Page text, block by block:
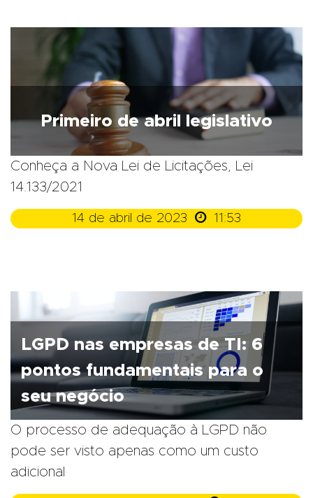
Primeiro de abril legislativo
Conheça a Nova Lei de Licitações, Lei
14.133/2021
14 de abril de 2023  11:53
LGPD nas empresas de TI: 6
pontos fundamentais para o
seu negócio
O processo de adequação à LGPD não
pode ser visto apenas como um custo
adicional